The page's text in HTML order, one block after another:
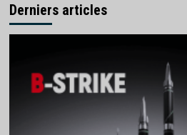
Derniers articles